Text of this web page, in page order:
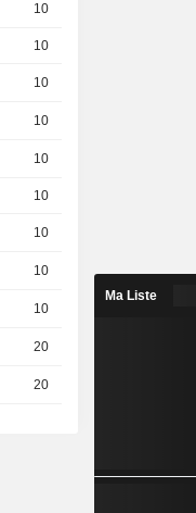
10
10
10
10
10
10
10
10 0.151 / 0.156
10
20
20
Ma Liste